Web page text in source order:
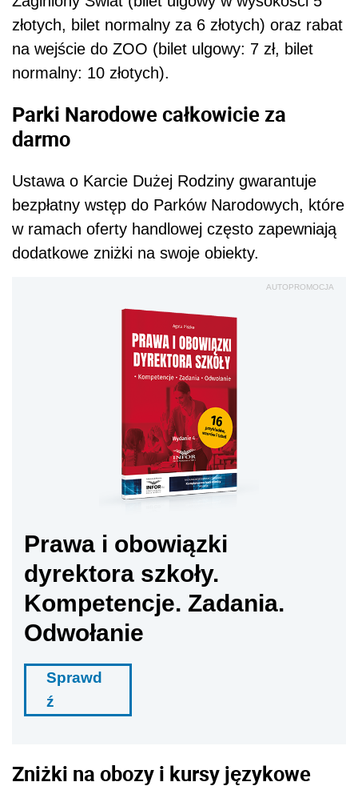
złotych, bilet normalny za 6 złotych) oraz rabat
na wejście do ZOO (bilet ulgowy: 7 zł, bilet
normalny: 10 złotych).
Parki Narodowe całkowicie za
darmo
Ustawa o Karcie Dużej Rodziny gwarantuje
bezpłatny wstęp do Parków Narodowych, które
w ramach oferty handlowej często zapewniają
dodatkowe zniżki na swoje obiekty.
AUTOPROMOCJA
Prawa i obowiązki
dyrektora szkoły.
Kompetencje. Zadania.
Odwołanie
Sprawd
ź
Zniżki na obozy i kursy językowe